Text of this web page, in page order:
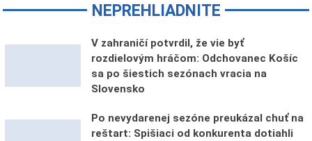
NEPREHLIADNITE
V zahraničí potvrdil, že vie byť
rozdielovým hráčom: Odchovanec Košíc
sa po šiestich sezónach vracia na
Slovensko
Po nevydarenej sezóne preukázal chuť na
reštart: Spišiaci od konkurenta dotiahli